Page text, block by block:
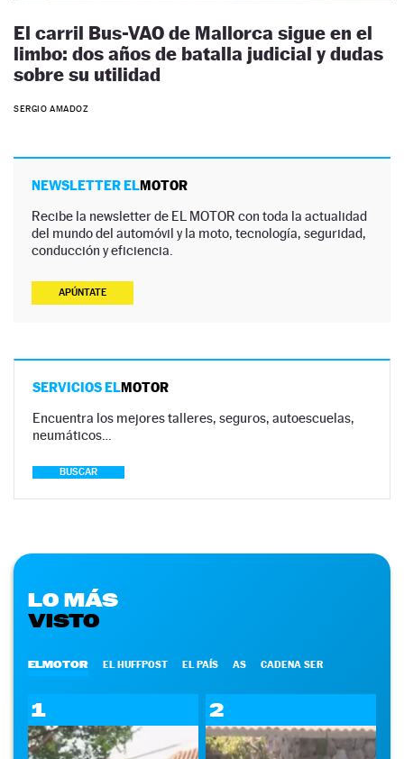
El carril Bus-VAO de Mallorca sigue en el
limbo: dos años de batalla judicial y dudas
sobre su utilidad
SERGIO AMADOZ
NEWSLETTER ELMOTOR
Recibe la newsletter de EL MOTOR con toda la actualidad
del mundo del automóvil y la moto, tecnología, seguridad,
conducción y eficiencia.
APÚNTATE
SERVICIOS ELMOTOR
Encuentra los mejores talleres, seguros, autoescuelas,
neumáticos…
BUSCAR
LO MÁS
VISTO
ELMOTOR EL HUFFPOST EL PAÍS AS CADENA SER
1 2